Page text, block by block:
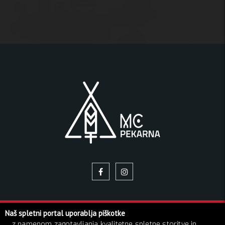
© 2026 Pekarna | Vse pravice pridržane!
Naš spletni portal uporablja piškotke